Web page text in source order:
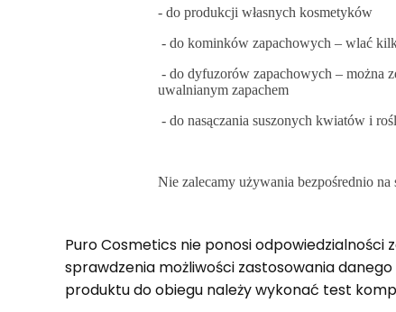
- do produkcji własnych kosmetyków
- do kominków zapachowych – wlać
- do dyfuzorów zapachowych – można
uwalnianym zapachem
- do nasączania suszonych kwiatów i
Nie zalecamy używania bezpośrednio
Puro Cosmetics nie ponosi odpowiedzialności
sprawdzenia możliwości zastosowania
produktu do obiegu należy wykonać test